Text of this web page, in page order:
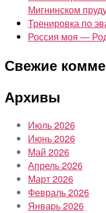
Мигнинском
Тренировка по
Россия моя —
Свежие
Архивы
Июль 2026
Июнь 2026
Май 2026
Апрель 2026
Март 2026
Февраль 2026
Январь 2026